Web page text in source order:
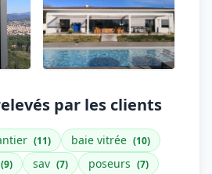
par les clients
(11) baie vitrée (10)
(9) sav (7) poseurs (7)